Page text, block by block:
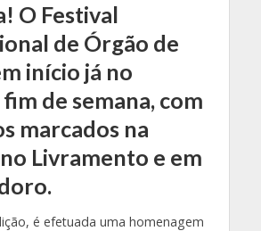
O Festival
de Órgão de
início já no
de semana, com
marcados na
Livramento e em
é efetuada uma homenagem